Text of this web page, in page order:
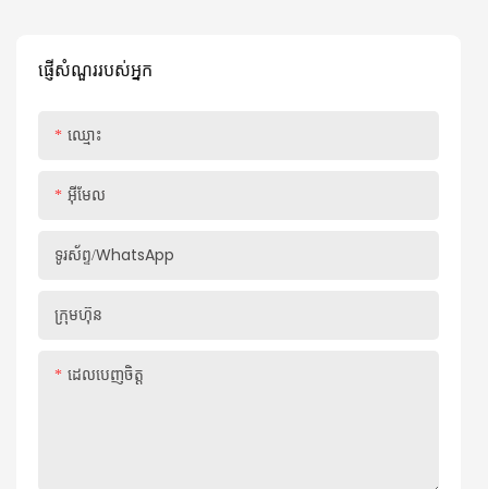
ផ្ញើសំណួររបស់អ្នក
ឈ្មោះ
អ៊ីមែល
ទូរស័ព្ទ/whatsApp
ក្រុមហ៊ុន
ដេលបេញចិត្ដ